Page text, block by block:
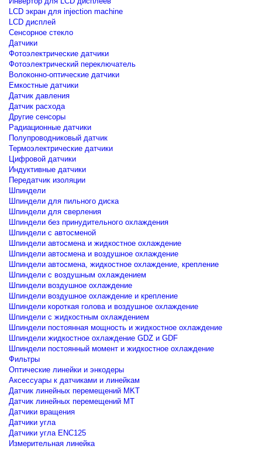
LCD экран для injection machine
LCD дисплей
Сенсорное стекло
Датчики
Фотоэлектрические датчики
Фотоэлектрический переключатель
Волоконно-оптические датчики
Емкостные датчики
Датчик давления
Датчик расхода
Другие сенсоры
Радиационные датчики
Полупроводниковый датчик
Термоэлектрические датчики
Цифровой датчики
Индуктивные датчики
Передатчик изоляции
Шпиндели
Шпиндели для пильного диска
Шпиндели для сверления
Шпиндели без принудительного охлаждения
Шпиндели с автосменой
Шпиндели автосмена и жидкостное охлаждение
Шпиндели автосмена и воздушное охлаждение
Шпиндели автосмена, жидкостное охлаждение, крепление
Шпиндели с воздушным охлаждением
Шпиндели воздушное охлаждение
Шпиндели воздушное охлаждение и крепление
Шпиндели короткая голова и воздушное охлаждение
Шпиндели с жидкостным охлаждением
Шпиндели постоянная мощность и жидкостное охлаждение
Шпиндели жидкостное охлаждение GDZ и GDF
Шпиндели постоянный момент и жидкостное охлаждение
Фильтры
Оптические линейки и энкодеры
Аксессуары к датчиками и линейкам
Датчик линейных перемещений MKT
Датчик линейных перемещений MT
Датчики вращения
Датчики угла
Датчики угла ENC125
Измерительная линейка